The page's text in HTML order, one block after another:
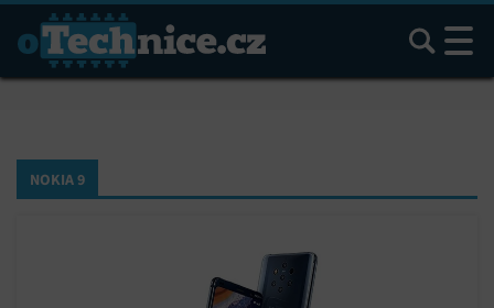
Hledat
NOKIA 9